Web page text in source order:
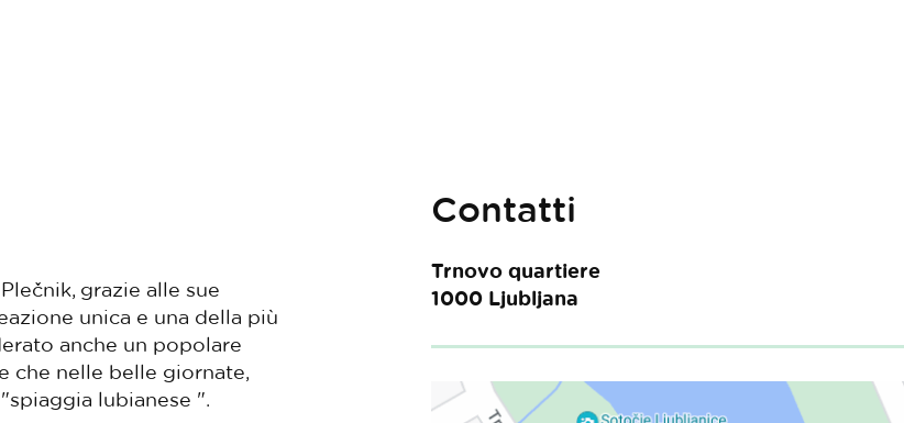
grazie alle sue
unica e una della più
anche un popolare
che nelle belle giornate,
lubianese ".
Contatti
Trnovo quartiere
1000 Ljubljana